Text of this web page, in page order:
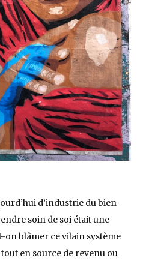
d’industrie du bien-
soin de soi était une
on blâmer ce vilain système
en source de revenu ou